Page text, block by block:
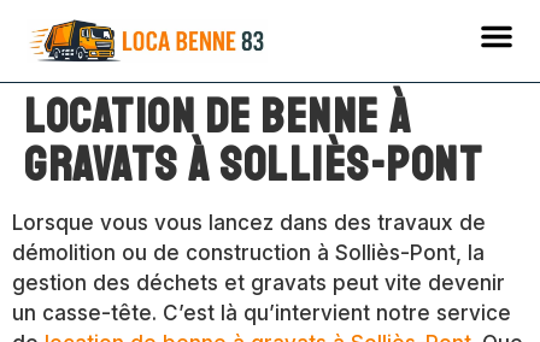
Location de benne à
gravats à Solliès-Pont
Lorsque vous vous lancez dans des travaux de
démolition ou de construction à Solliès-Pont, la
gestion des déchets et gravats peut vite devenir
un casse-tête. C’est là qu’intervient notre service